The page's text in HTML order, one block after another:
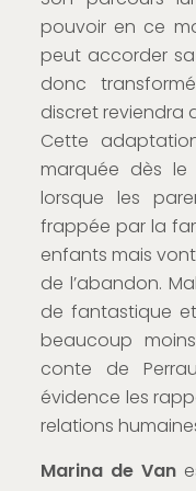
pouvoir en ce
peut accorder
donc
discret reviendra
Cette
marquée dès
lorsque les
frappée par la
enfants mais
de l’abandon.
de fantastique
beaucoup
conte de
évidence les
relations
Marina de Van